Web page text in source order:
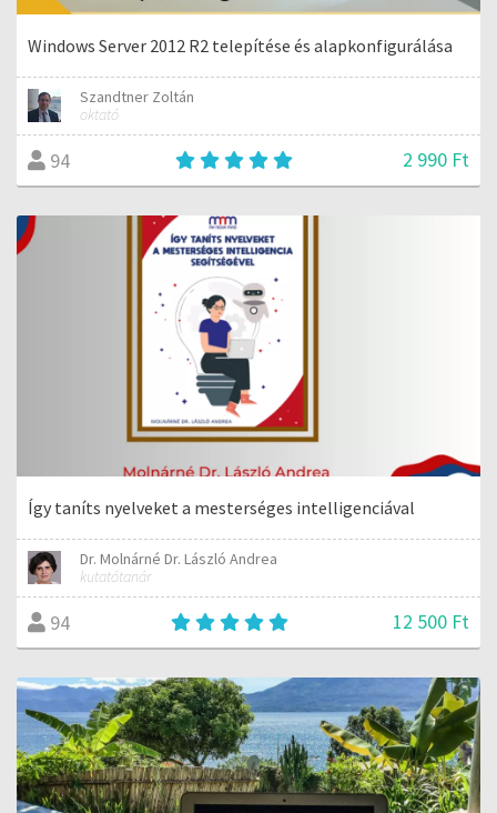
Windows Server 2012 R2 telepítése és alapkonfigurálása
Szandtner Zoltán
oktató
94 2 990 Ft
Így taníts nyelveket a mesterséges intelligenciával
Dr. Molnárné Dr. László Andrea
kutatótanár
94 12 500 Ft